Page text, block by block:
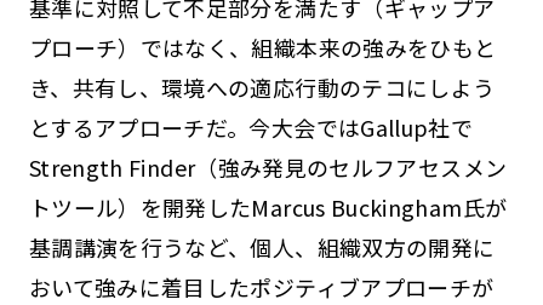
基準に対照して不足部分を満たす（ギャップア
プローチ）ではなく、組織本来の強みをひもと
き、共有し、環境への適応行動のテコにしよう
とするアプローチだ。今大会ではGallup社で
Strength Finder（強み発見のセルフアセスメン
トツール）を開発したMarcus Buckingham氏が
基調講演を行うなど、個人、組織双方の開発に
おいて強みに着目したポジティブアプローチが